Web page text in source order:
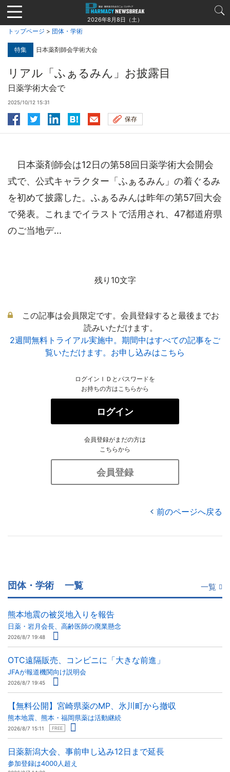
Jump
to
navigation
2026年8月8日（土）
トップページ > 団体・学術
特集 日本薬剤師会学術大会
リアル「ふぁるみん」お披露目
日薬学術大会で
2025/10/12 15:31
保存
日本薬剤師会は12日の第58回日薬学術大会開会
式で、公式キャラクター「ふぁるみん」の着ぐるみ
を初めて披露した。ふぁるみんは昨年の第57回大会
で発表。これまでイラストで活用され、47都道府県
のご当地デ...
残り10文字
この記事は会員限定です。会員登録すると最後までお
読みいただけます。
2週間無料トライアル実施中。期間中はすべての記事をご
覧いただけます。お申し込みはこちら
ログインＩＤとパスワードを
お持ちの方はこちらから
ログイン
会員登録がまだの方は
こちらから
会員登録
前のページへ戻る
団体・学術 一覧 一覧
熊本地震の被災地入りを報告
日薬・岩月会長、高齢医師の廃業懸念
2026/8/7 19:48
OTC遠隔販売、コンビニに「大きな前進」
JFAが報道機関向け説明会
2026/8/7 19:45
【無料公開】宮崎県薬のMP、氷川町から撤収
熊本地震、熊本・福岡県薬は活動継続
2026/8/7 15:11 FREE
日薬新潟大会、事前申し込み12日まで延長
参加登録は4000人超え